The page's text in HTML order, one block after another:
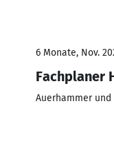
6 Monate, Nov.
Fachplaner
Auerhammer und